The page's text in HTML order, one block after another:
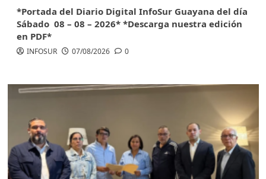
*Portada del Diario Digital InfoSur Guayana del día
Sábado 08 – 08 – 2026* *Descarga nuestra edición
en PDF*
INFOSUR 07/08/2026 0